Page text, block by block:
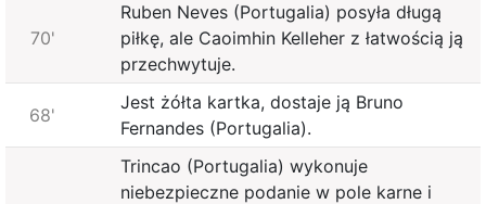
70'
Ruben Neves (Portugalia) posyła długą
piłkę, ale Caoimhin Kelleher z łatwością ją
przechwytuje.
68'
Jest żółta kartka, dostaje ją Bruno
Fernandes (Portugalia).
Trincao (Portugalia) wykonuje
niebezpieczne podanie w pole karne i